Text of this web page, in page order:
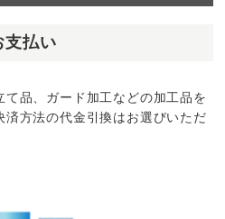
支払い
品、ガード加工などの加工品を
方法の代金引換はお選びいただ